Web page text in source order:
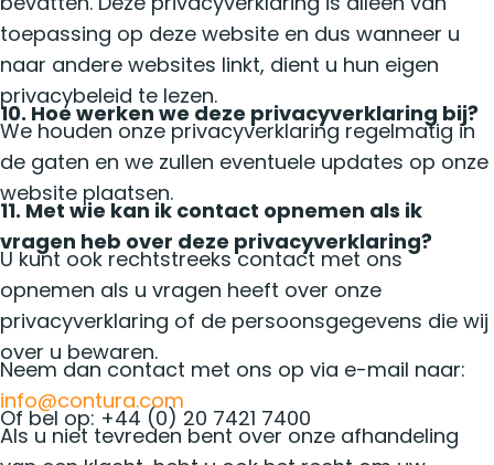
toepassing op deze website en dus wanneer u
naar andere websites linkt, dient u hun eigen
privacybeleid te lezen.
10. Hoe werken we deze privacyverklaring bij?
We houden onze privacyverklaring regelmatig in
de gaten en we zullen eventuele updates op onze
website plaatsen.
11. Met wie kan ik contact opnemen als ik
vragen heb over deze privacyverklaring?
U kunt ook rechtstreeks contact met ons
opnemen als u vragen heeft over onze
privacyverklaring of de persoonsgegevens die wij
over u bewaren.
Neem dan contact met ons op via e-mail naar:
info@contura.com
Of bel op: +44 (0) 20 7421 7400
Als u niet tevreden bent over onze afhandeling